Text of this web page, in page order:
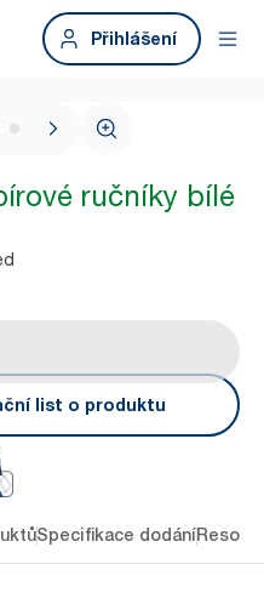
Přihlášení
ručníky bílé
list o produktu
Specifikace dodání